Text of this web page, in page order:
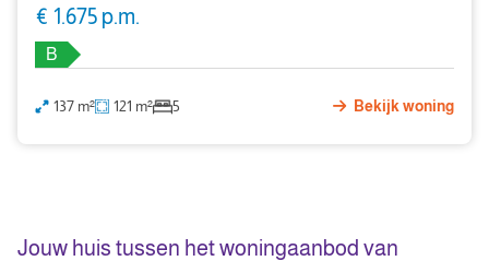
€ 1.675 p.m.
B
137 m² 121 m² 5 Bekijk woning
Jouw huis tussen het woningaanbod van